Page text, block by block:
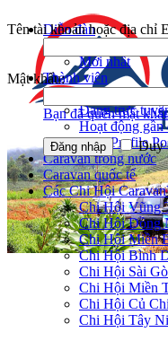
Diễn đàn
Mới nhất
Thành viên
Đang trực
Hoạt động gần
New Profile
Caravan trong nước
Caravan quốc tế
Các Chi Hội
Chi Hội Vũng
Chi Hội Đồng
Chi Hội Miền
Chi Hội Bình
Chi Hội Sài
Chi Hội Miền
Chi Hội Củ Chi
Chi Hội Tây
Tên tài khoản hoặc địa chỉ
Mật khẩu:
Bạn đã quên mật
Duy